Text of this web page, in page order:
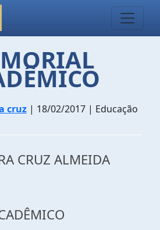
cruz| 18/02/2017 | Educação
CRUZ ALMEIDA